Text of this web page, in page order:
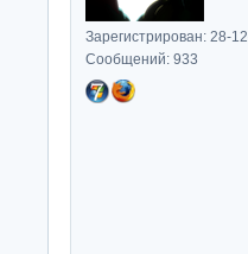
Зарегистрирован: 28-
Сообщений: 933